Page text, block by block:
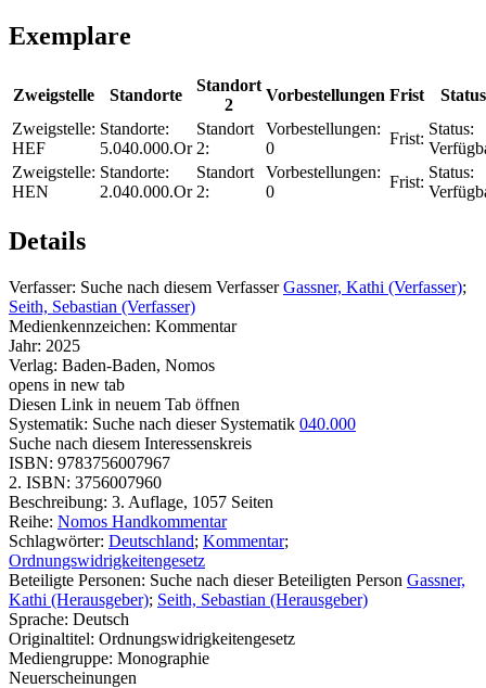
Exemplare
Zweigstelle Standorte
Standort
2
Vorbestellungen Frist
Status
Zweigstelle:
HEF
Standorte:
5.040.000.Or
Standort
2:
Vorbestellungen:
0
Frist:
Status:
Zweigstelle:
HEN
Standorte:
2.040.000.Or
Standort
2:
Vorbestellungen:
0
Frist:
Status:
Details
Verfasser: Suche nach diesem Verfasser Gassner, Kathi (Verfasser);
Seith, Sebastian (Verfasser)
Medienkennzeichen: Kommentar
Jahr: 2025
Verlag: Baden-Baden, Nomos
opens in new tab
Diesen Link in neuem Tab öffnen
Systematik: Suche nach dieser Systematik 040.000
Suche nach diesem Interessenskreis
ISBN: 9783756007967
2. ISBN: 3756007960
Beschreibung: 3. Auflage, 1057 Seiten
Reihe: Nomos Handkommentar
Schlagwörter: Deutschland; Kommentar;
Ordnungswidrigkeitengesetz
Beteiligte Personen: Suche nach dieser Beteiligten Person Gassner,
Kathi (Herausgeber); Seith, Sebastian (Herausgeber)
Sprache: Deutsch
Originaltitel: Ordnungswidrigkeitengesetz
Mediengruppe: Monographie
Neuerscheinungen